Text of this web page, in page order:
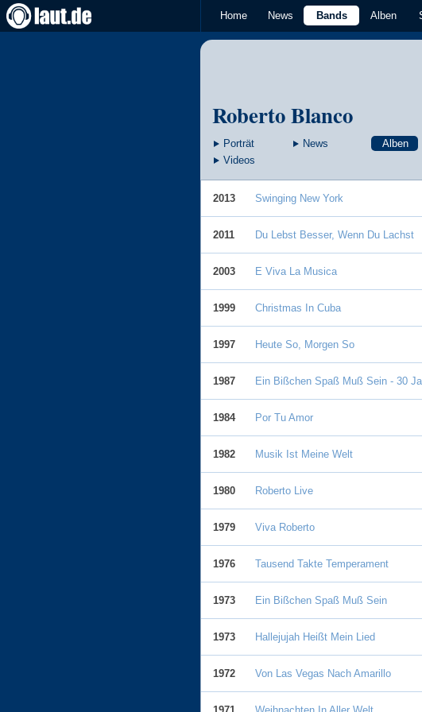
Home News Bands Alben
Roberto Blanco
Porträt News
Alben
Videos
2013 Swinging New York
2011 Du Lebst Besser, Wenn Du Lachst
2003 E Viva La Musica
1999 Christmas In Cuba
1997 Heute So, Morgen So
1987 Ein Bißchen Spaß Muß Sein - 30
1984 Por Tu Amor
1982 Musik Ist Meine Welt
1980 Roberto Live
1979 Viva Roberto
1976 Tausend Takte Temperament
1973 Ein Bißchen Spaß Muß Sein
1973 Hallejujah Heißt Mein Lied
1972 Von Las Vegas Nach Amarillo